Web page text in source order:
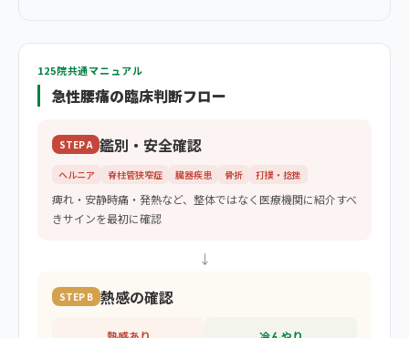
125院共通マニュアル
急性腰痛の臨床判断フロー
STEP A 鑑別・安全確認
ヘルニア 脊柱管狭窄症 臓器疾患 骨折 打撲・捻挫
痺れ・安静時痛・発熱など、整体ではなく医療機関に紹介すべ
きサインを最初に確認
↓
STEP B 熱感の確認